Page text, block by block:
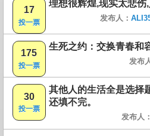
17
投一票
理想很辉煌,现实太悲
发布人：
175
投一票
生死之约：交换青春和
发布
30
投一票
其他人的生活全是选择
还填不完。
发布人：